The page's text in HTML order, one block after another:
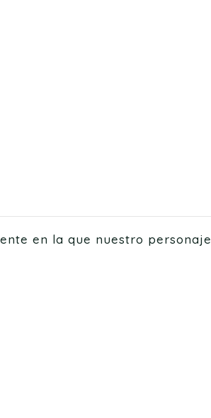
en la que nuestro personaje